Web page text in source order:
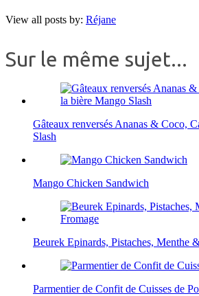
View all posts by: Réjane
Sur le même sujet...
Gâteaux renversés Ananas & Coco,
Slash
Mango Chicken Sandwich
Beurek Epinards, Pistaches, Menthe
Parmentier de Confit de Cuisses de